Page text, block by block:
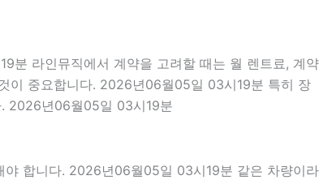
분 라인뮤직에서 계약을 고려할 때는 월 렌트료, 계약
이 중요합니다. 2026년06월05일 03시19분 특히 장
. 2026년06월05일 03시19분
합니다. 2026년06월05일 03시19분 같은 차량이라